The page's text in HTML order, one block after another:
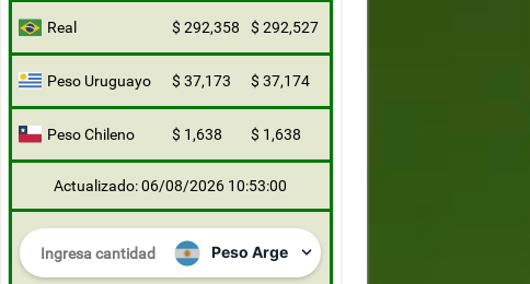
Real $ 292,358 $ 292,527
Peso Uruguayo $ 37,173 $ 37,174
Peso Chileno $ 1,638 $ 1,638
Actualizado: 06/08/2026 10:53:00